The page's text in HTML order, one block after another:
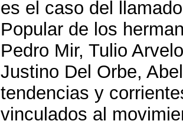
es el caso del
Popular de los
Pedro Mir, Tulio
Justino Del Orbe,
tendencias y
vinculados al